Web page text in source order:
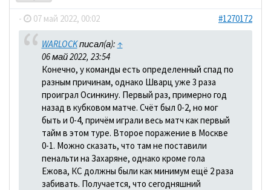
- 07 май 2022, 00:02 #1270172
WARLOCKписал(а): ↑
06 май 2022, 23:54
Конечно, у команды есть определенный спад по
разным причинам, однако Шварц уже 3 раза
проиграл Осинкину. Первый раз, примерно год
назад в кубковом матче. Счёт был 0-2, но мог
быть и 0-4, причём играли весь матч как первый
тайм в этом туре. Второе поражение в Москве
0-1. Можно сказать, что там не поставили
пенальти на Захаряне, однако кроме гола
Ежова, КС должны были как минимум ещё 2 раза
забивать. Получается, что сегодняшний